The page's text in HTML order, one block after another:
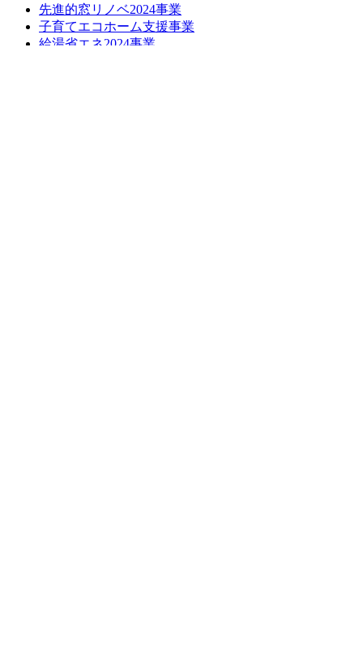
先進的窓リノベ2024事業
子育てエコホーム支援事業
給湯省エネ2024事業